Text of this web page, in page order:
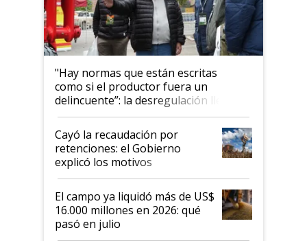
"Hay normas que están escritas
como si el productor fuera un
delincuente”: la desregulación llegó
al Congreso Aapresid y hasta se
habló del financiamiento al IPCVA
Cayó la recaudación por
retenciones: el Gobierno
explicó los motivos
El campo ya liquidó más de US$
16.000 millones en 2026: qué
pasó en julio